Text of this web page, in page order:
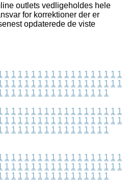
outlets vedligeholdes hele
for korrektioner der er
opdaterede de viste
1 1 1 1 1 1 1 1 1 1 1 1 1 1 1 1 1 1
1 1 1 1 1 1 1 1 1 1 1 1 1 1 1 1 1 1
1 1 1 1 1 1 1 1 1 1 1 1 1 1 1 1
1 1 1 1 1 1 1 1 1 1 1 1 1 1 1 1 1 1
1 1 1 1 1 1 1 1 1 1 1 1 1 1 1 1 1 1
1 1 1 1 1 1 1 1 1 1 1 1 1 1 1 1
1 1 1 1 1 1 1 1 1 1 1 1 1 1 1 1 1 1
1 1 1 1 1 1 1 1 1 1 1 1 1 1 1 1 1 1
1 1 1 1 1 1 1 1 1 1 1 1 1 1 1 1